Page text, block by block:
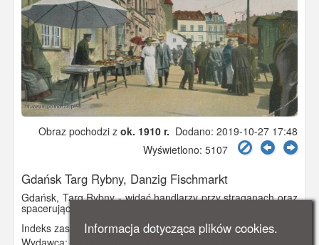
Obraz pochodzi z ok. 1910 r. Dodano: 2019-10-27 17:48
Wyświetlono: 5107
Gdańsk Targ Rybny, Danzig Fischmarkt
Gdańsk, Targ Rybny - widać handlarzy przy straganach oraz
spacerujących ludzi.
Indeks zasobu:GSP00081
Informacja dotycząca plików cookies.